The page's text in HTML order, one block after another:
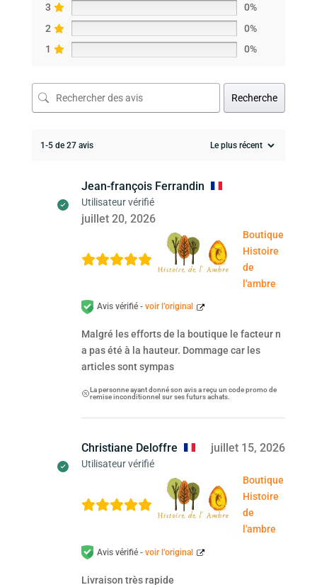
3
0%
2
0%
1
0%
Recherche
1-5 de 27 avis
Jean-françois Ferrandin
Utilisateur vérifié
juillet 20, 2026
Boutique
Histoire
de
l'ambre
Avis vérifié - voir l’original
Malgré les efforts de la boutique le facteur n
a pas été à la hauteur. Dommage car les
articles sont sympas
La personne ayant donné son avis a reçu un code promo de
remise inconditionnel sur ses futurs achats.
Christiane Deloffre
Utilisateur vérifié
juillet 15, 2026
Boutique
Histoire
de
l'ambre
Avis vérifié - voir l’original
Livraison très rapide